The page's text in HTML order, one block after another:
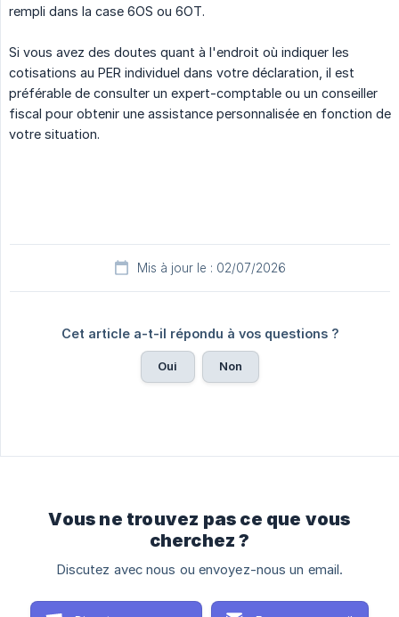
rempli dans la case 6OS ou 6OT.
Si vous avez des doutes quant à l'endroit où indiquer les
cotisations au PER individuel dans votre déclaration, il est
préférable de consulter un expert-comptable ou un conseiller
fiscal pour obtenir une assistance personnalisée en fonction de
votre situation.
Mis à jour le : 02/07/2026
Cet article a-t-il répondu à vos questions ?
Oui Non
Vous ne trouvez pas ce que vous
cherchez ?
Discutez avec nous ou envoyez-nous un email.